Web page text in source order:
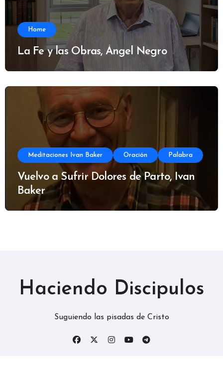
Home
La Fe y las Obras, Ángel Negro
Meditaciones Ivan Baker Oración Palabra
Vuelvo a Sufrir Dolores de Parto, Ivan
Baker
Haciendo Discipulos
Suguiendo las pisadas de Cristo